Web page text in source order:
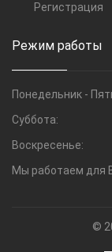
Регистрация
Режим работы
Понедельник -
Суббота:
Воскресенье:
Мы работаем для
©